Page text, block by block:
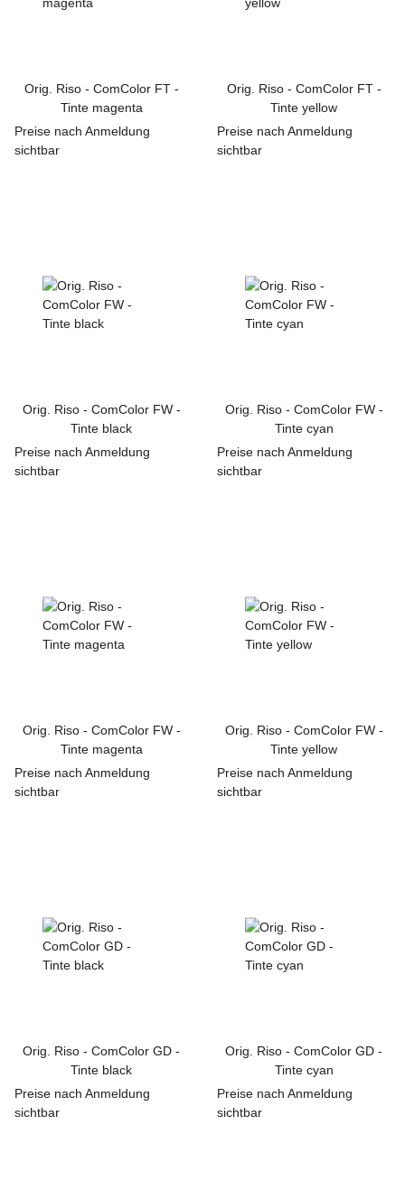
Orig. Riso - ComColor FT -
Tinte magenta
Preise nach Anmeldung
sichtbar
Orig. Riso - ComColor FT -
Tinte yellow
Preise nach Anmeldung
sichtbar
Orig. Riso - ComColor FW -
Tinte black
Preise nach Anmeldung
sichtbar
Orig. Riso - ComColor FW -
Tinte cyan
Preise nach Anmeldung
sichtbar
Orig. Riso - ComColor FW -
Tinte magenta
Preise nach Anmeldung
sichtbar
Orig. Riso - ComColor FW -
Tinte yellow
Preise nach Anmeldung
sichtbar
Orig. Riso - ComColor GD -
Tinte black
Preise nach Anmeldung
sichtbar
Orig. Riso - ComColor GD -
Tinte cyan
Preise nach Anmeldung
sichtbar